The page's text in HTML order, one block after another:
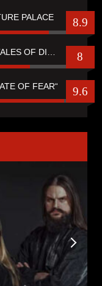
PALACE 8.9
8
OF FEAR“ 9.6